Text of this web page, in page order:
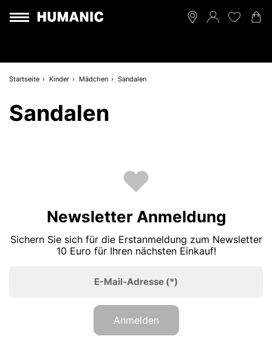
Startseite Kinder Mädchen Sandalen
Sandalen
Newsletter Anmeldung
Sichern Sie sich für die Erstanmeldung zum Newsletter
10 Euro für Ihren nächsten Einkauf!
E-Mail-Adresse (*)
Anmelden